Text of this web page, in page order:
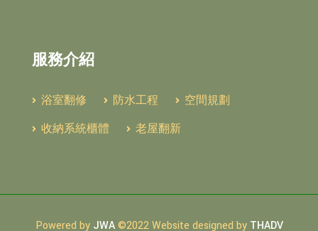
服務介紹
浴室翻修 防水工程
空間規劃
收納系統櫃體
老屋翻新
Powered by JWA©2022 Website designed by THADV